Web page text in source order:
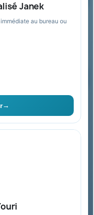
Janek
au bureau ou
→
Vous trouverez pour
conditions d'utilisation du
Chorus Pro